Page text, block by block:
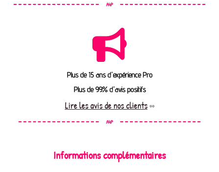
A4P
Plus de 15 ans d'expérience Pro
Plus de 99% d'avis positifs
Lire les avis de nos clients
A4P
Informations complémentaires